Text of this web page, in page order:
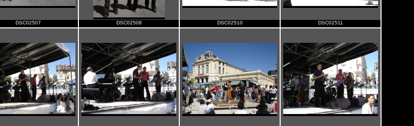
DSC02507 DSC02508 DSC02510 DSC02511